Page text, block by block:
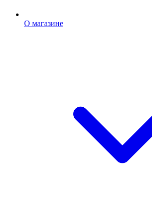
О магазине